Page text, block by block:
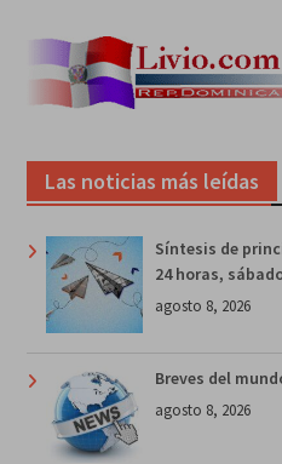
Las noticias más leídas
Síntesis de
24 horas,
agosto 8, 2026
Breves del
agosto 8, 2026